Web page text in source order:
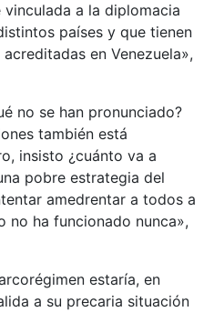
a la diplomacia
países y que tienen
en Venezuela»,
no se han pronunciado?
también está
insisto ¿cuánto va a
pobre estrategia del
amedrentar a todos a
no ha funcionado nunca»,
estaría, en
a su precaria situación